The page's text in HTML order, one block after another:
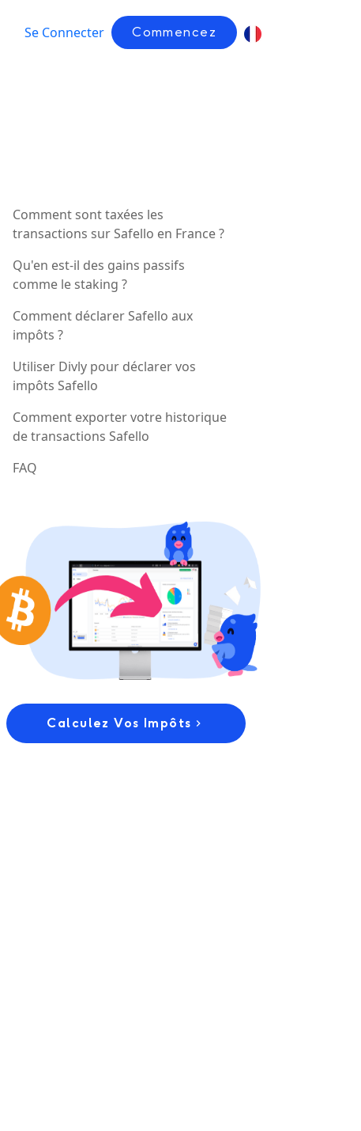
Se Connecter Commencez
Comment sont taxées les
transactions sur Safello en France ?
Qu'en est-il des gains passifs
comme le staking ?
Comment déclarer Safello aux
impôts ?
Utiliser Divly pour déclarer vos
impôts Safello
Comment exporter votre historique
de transactions Safello
FAQ
Calculez Vos Impôts